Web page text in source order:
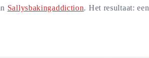
Sallysbakingaddiction. Het resultaat: een